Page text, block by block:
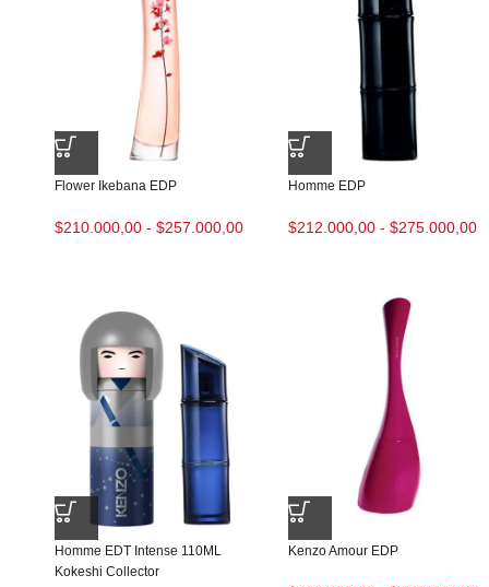
Flower Ikebana EDP
$210.000,00 - $257.000,00
Homme EDP
$212.000,00 - $275.000,00
Homme EDT Intense 110ML
Kokeshi Collector
Kenzo Amour EDP